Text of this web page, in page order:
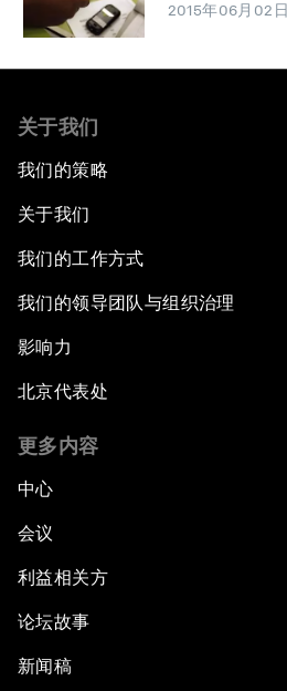
2015年06月02日
关于我们
我们的策略
关于我们
我们的工作方式
我们的领导团队与组织治理
影响力
北京代表处
更多内容
中心
会议
利益相关方
论坛故事
新闻稿